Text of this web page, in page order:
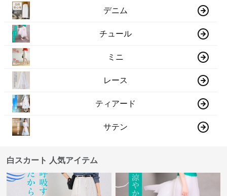
デニム
チュール
ミニ
レース
ティアード
サテン
白スカート 人気アイテム